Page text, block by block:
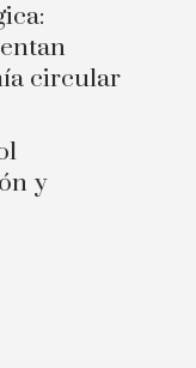
circular
y